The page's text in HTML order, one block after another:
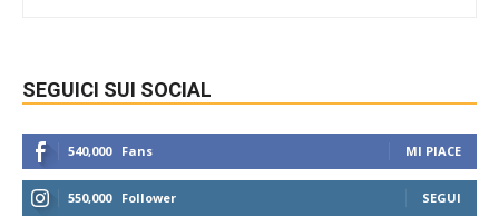
SEGUICI SUI SOCIAL
540,000 Fans MI PIACE
550,000 Follower SEGUI